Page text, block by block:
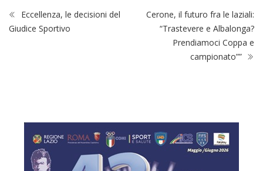
Eccellenza, le decisioni del
Giudice Sportivo
Cerone, il futuro fra le laziali:
“Trastevere e Albalonga?
Prendiamoci Coppa e
campionato””